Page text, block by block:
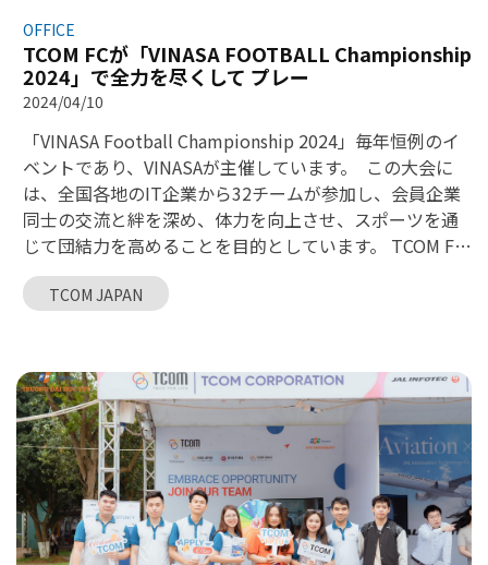
OFFICE
TCOM FCが「VINASA FOOTBALL Championship
2024」で全力を尽くして プレー
2024/04/10
「VINASA Football Championship 2024」毎年恒例のイ
ベントであり、VINASAが主催しています。 この大会に
は、全国各地のIT企業から32チームが参加し、会員企業
同士の交流と絆を深め、体力を向上させ、スポーツを通
じて団結力を高めることを目的としています。 TCOM FC
は、初戦から2試合を戦い抜き、全力でプレーし、観客に
魅力的でスリリングな試合を提供しました。 2試合で6ゴ
の試合の忘れられない瞬間を振り返りましょう。
TCOM JAPAN